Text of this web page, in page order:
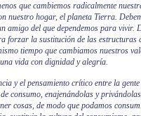
que cambiemos radicalmente
nuestro hogar, el planeta Tierra.
amigo del que dependemos para vivir.
forzar la sustitución de las estructuras
tiempo que cambiamos nuestros
vida con dignidad y alegría.
y el pensamiento crítico entre la
consumo, enajenándolas y
cosas, de modo que podamos